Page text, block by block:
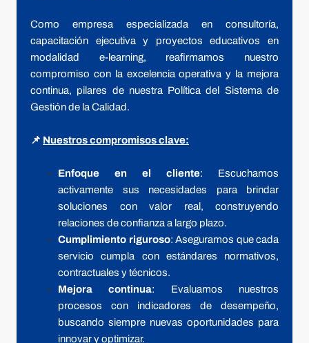
Como empresa especializada en consultoría,
capacitación ejecutiva y proyectos educativos en
modalidad e-learning, reafirmamos nuestro
compromiso con la excelencia operativa y la mejora
continua, pilares de nuestra Política del Sistema de
Gestión de la Calidad.
📌 Nuestros compromisos clave:
Enfoque en el cliente: Escuchamos
activamente sus necesidades para brindar
soluciones con valor real, construyendo
relaciones de confianza a largo plazo.
Cumplimiento riguroso: Aseguramos que cada
servicio cumpla con estándares normativos,
contractuales y técnicos.
Mejora continua: Evaluamos nuestros
procesos con indicadores de desempeño,
buscando siempre nuevas oportunidades para
innovar y optimizar.